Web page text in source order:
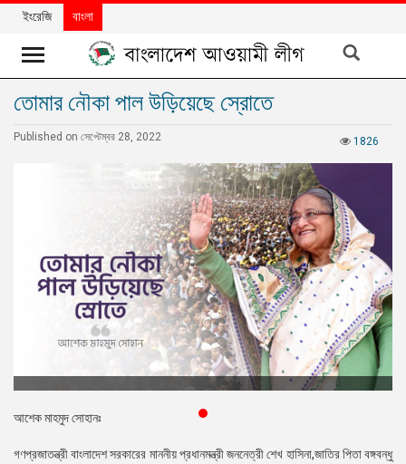
খবর
দলের
প্রতিবেদন
নিউজলেটার
রিলিজ
ইংরেজি বাংলা
তোমার নৌকা পাল উড়িয়েছে স্রোতে
1826
Published on সেপ্টেম্বর 28, 2022
আশেক মাহমুদ সোহানঃ
গণপ্রজাতন্ত্রী বাংলাদেশ সরকারের মাননীয় প্রধানমন্ত্রী জননেত্রী শেখ হাসিনা,জাতির পিতা বঙ্গবন্ধু